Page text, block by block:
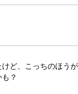
けど、こっちのほう
？